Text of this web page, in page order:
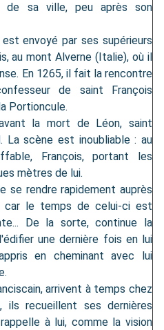
de sa ville, peu après son
envoyé par ses supérieurs
au mont Alverne (Italie), où il
En 1265, il fait la rencontre
de saint François
Portioncule.
la mort de Léon, saint
La scène est inoubliable : au
François, portant les
mètres de lui.
se rendre rapidement auprès
car le temps de celui-ci est
De la sorte, continue la
une dernière fois en lui
en cheminant avec lui
arrivent à temps chez
ils recueillent ses dernières
à lui, comme la vision